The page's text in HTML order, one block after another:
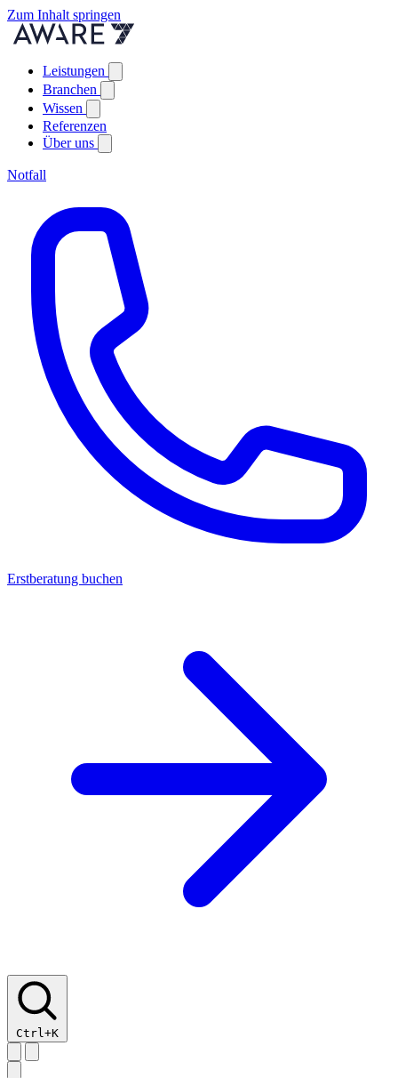
Zum Inhalt springen
Leistungen
Branchen
Wissen
Referenzen
Über uns
Notfall
Erstberatung buchen
Ctrl+K